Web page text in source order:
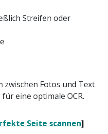
Streifen oder
zwischen Fotos und Text
eine optimale OCR.
Seite scannen]